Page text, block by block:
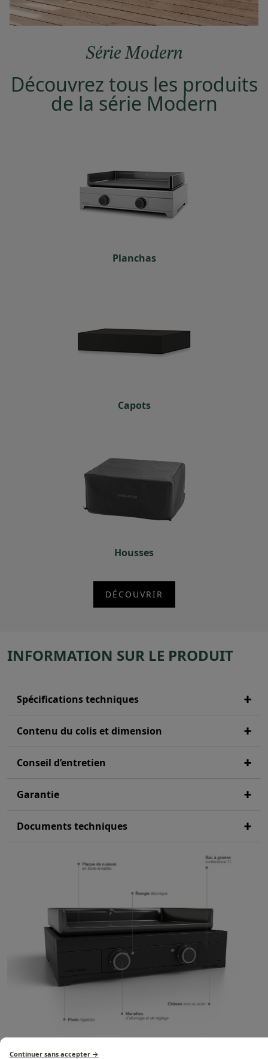
Série Modern
Découvrez tous les produits
de la série Modern
Planchas
Capots
Housses
DÉCOUVRIR
INFORMATION SUR LE PRODUIT
Spécifications techniques
Contenu du colis et dimension
Conseil d’entretien
Garantie
Documents techniques
Continuer sans accepter →